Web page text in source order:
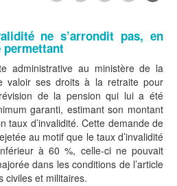
ne s’arrondit pas, en
permettant
administrative au ministère de la
valoir ses droits à la retraite pour
de la pension qui lui a été
garanti, estimant son montant
taux d’invalidité. Cette demande de
au motif que le taux d’invalidité
à 60 %, celle-ci ne pouvait
dans les conditions de l’article
civiles et militaires.